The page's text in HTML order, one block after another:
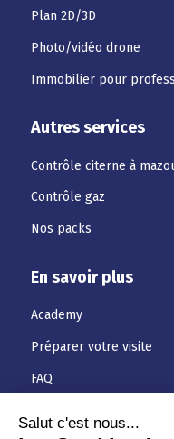
Plan 2D/3D
Photo/vidéo drone
Immobilier pour
Autres services
Contrôle citerne à
Contrôle gaz
Nos packs
En savoir plus
Academy
Préparer votre visite
FAQ